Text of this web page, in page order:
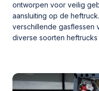
ontworpen voor veilig
aansluiting op de
verschillende gasflessen
diverse soorten